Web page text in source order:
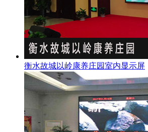
衡水故城以岭康养庄园室内显示屏